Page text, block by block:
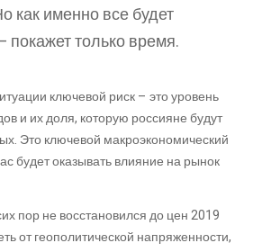
как именно все будет
покажет только время.
ключевой риск – это уровень
и их доля, которую россияне будут
Это ключевой макроэкономический
будет оказывать влияние на рынок
пор не восстановился до цен 2019
от геополитической напряженности,